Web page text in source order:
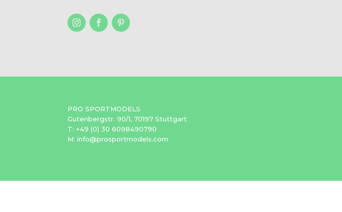
PRO SPORTMODELS
Gutenbergstr. 90/1, 70197 Stuttgart
T: +49 (0) 30 6098490790
M: info@prosportmodels.com